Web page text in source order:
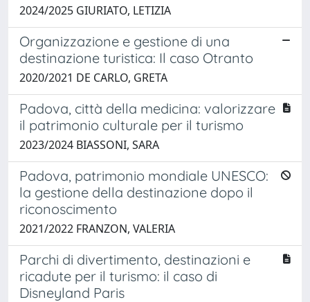
2024/2025 GIURIATO, LETIZIA
Organizzazione e gestione di una
destinazione turistica: Il caso Otranto
2020/2021 DE CARLO, GRETA
Padova, città della medicina: valorizzare
il patrimonio culturale per il turismo
2023/2024 BIASSONI, SARA
Padova, patrimonio mondiale UNESCO:
la gestione della destinazione dopo il
riconoscimento
2021/2022 FRANZON, VALERIA
Parchi di divertimento, destinazioni e
ricadute per il turismo: il caso di
Disneyland Paris